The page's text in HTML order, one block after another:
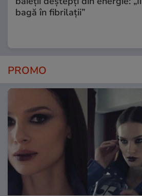
bagă în fibrilații”
PROMO